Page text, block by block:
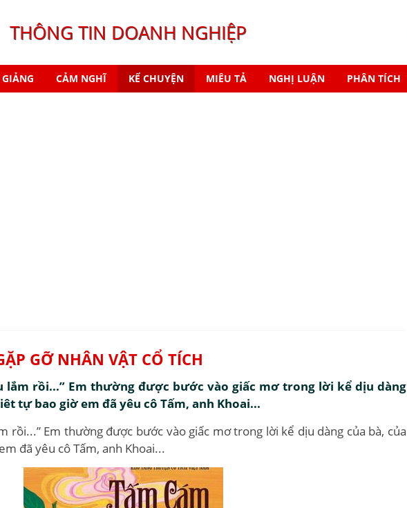
THÔNG TIN DOANH NGHIỆP
CẢM NGHĨ KỂ CHUYỆN MIÊU TẢ NGHỊ LUẬN PHÂN TÍCH
GỠ NHÂN VẬT CỔ TÍCH
lắm rồi...” Em thường được bước vào giấc mơ trong lời kể dịu dàng
tự bao giờ em đã yêu cô Tấm, anh Khoai...
rồi...” Em thường được bước vào giấc mơ trong lời kể dịu dàng của bà, của
đã yêu cô Tấm, anh Khoai...